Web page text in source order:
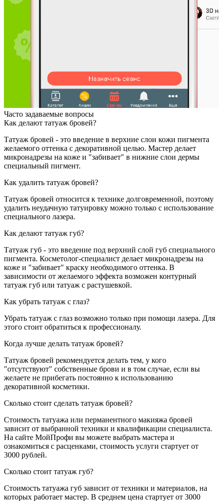
Часто задаваемые вопросы
Как делают татуаж бровей?
Татуаж бровей - это введение в верхние слои кожи пигмента
желаемого оттенка с декоративной целью. Мастер делает
микронадрезы на коже и "забивает" в нижние слои дермы
специальный пигмент.
Как удалить татуаж бровей?
Татуаж бровей относится к технике долговременной, поэтому
удалить неудачную татуировку можно только с использование
специального лазера.
Как делают татуаж губ?
Татуаж губ - это введение под верхний слой губ специального
пигмента. Косметолог-специалист делает микронадрезы на
коже и "забивает" краску необходимого оттенка. В
зависимости от желаемого эффекта возможен контурный
татуаж губ или татуаж с растушевкой.
Как убрать татуаж с глаз?
Убрать татуаж с глаз возможно только при помощи лазера. Для
этого стоит обратиться к профессионалу.
Когда лучше делать татуаж бровей?
Татуаж бровей рекомендуется делать тем, у кого
"отсутствуют" собственные брови и в том случае, если вы
желаете не прибегать постоянно к использованию
декоративной косметики.
Сколько стоит сделать татуаж бровей?
Стоимость татуажа или перманентного макияжа бровей
зависит от выбранной техники и квалификации специалиста.
На сайте МойПрофи вы можете выбрать мастера и
ознакомиться с расценками, стоимость услуги стартует от
3000 рублей.
Сколько стоит татуаж губ?
Стоимость татуажа губ зависит от техники и материалов, на
которых работает мастер. В среднем цена стартует от 3000